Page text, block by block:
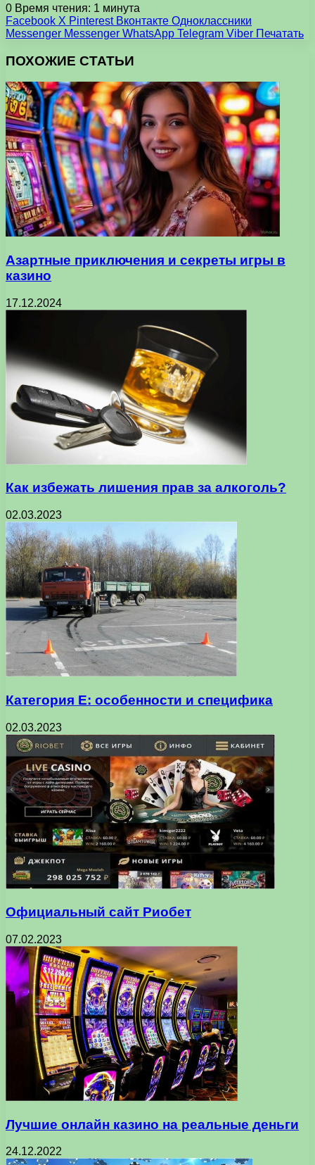
0 Время чтения: 1 минута
Facebook X Pinterest Вконтакте Одноклассники
Messenger Messenger WhatsApp Telegram Viber Печатать
ПОХОЖИЕ СТАТЬИ
Азартные приключения и секреты игры в
казино
17.12.2024
Как избежать лишения прав за алкоголь?
02.03.2023
Категория Е: особенности и специфика
02.03.2023
Официальный сайт Риобет
07.02.2023
Лучшие онлайн казино на реальные деньги
24.12.2022